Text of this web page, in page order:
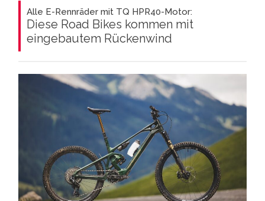
Alle E-Rennräder mit TQ HPR40-Motor:
Diese Road Bikes kommen mit
eingebautem Rückenwind